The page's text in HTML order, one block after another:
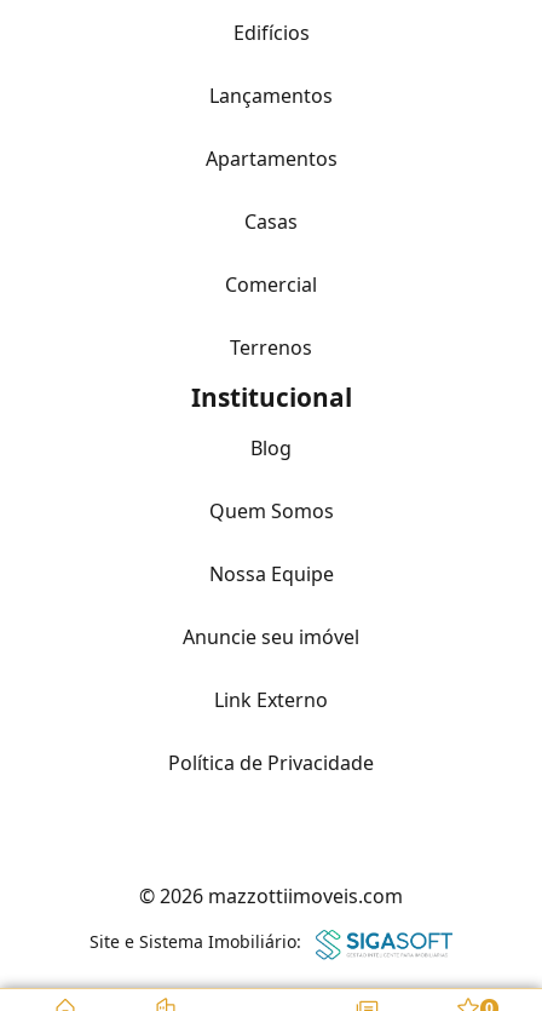
Edifícios
Lançamentos
Apartamentos
Casas
Comercial
Terrenos
Institucional
Blog
Quem Somos
Nossa Equipe
Anuncie seu imóvel
Link Externo
Política de Privacidade
© 2026 mazzottiimoveis.com
Site e Sistema Imobiliário: